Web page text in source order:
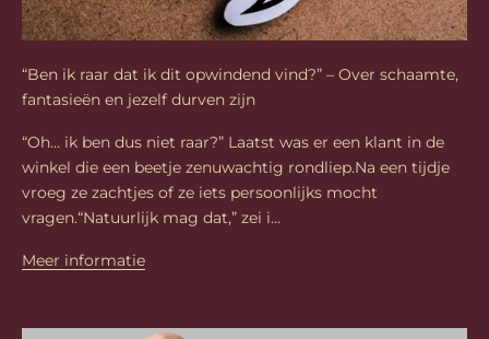
“Ben ik raar dat ik dit opwindend vind?” – Over schaamte,
fantasieën en jezelf durven zijn
“Oh… ik ben dus niet raar?” Laatst was er een klant in de
winkel die een beetje zenuwachtig rondliep.Na een tijdje
vroeg ze zachtjes of ze iets persoonlijks mocht
vragen.“Natuurlijk mag dat,” zei i...
Meer informatie